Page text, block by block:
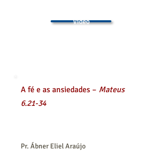
Vídeo
A fé e as ansiedades – Mateus
6.21-34
Pr. Ábner Eliel Araújo